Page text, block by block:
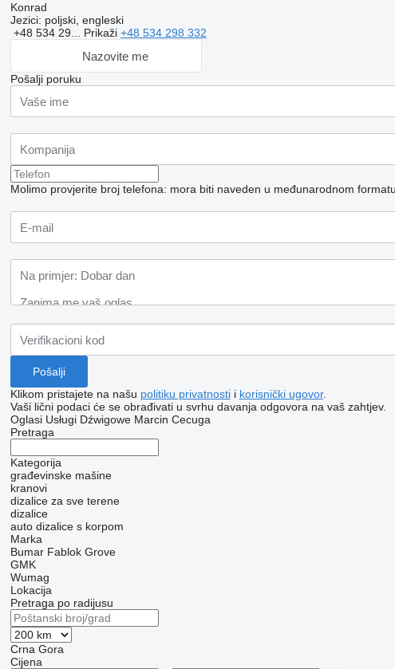
Konrad
Jezici: poljski, engleski
+48 534 29... Prikaži +48 534 298 332
Nazovite me
Pošalji poruku
Molimo provjerite broj telefona: mora biti naveden u međunarodnom
Klikom pristajete na našu politiku privatnostii korisnički ugovor.
Vaši lični podaci će se obrađivati ​​u svrhu davanja odgovora na vaš zahtjev.
Oglasi Usługi Dźwigowe Marcin Cecuga
Pretraga
Kategorija
građevinske mašine
kranovi
dizalice za sve terene
dizalice
auto dizalice s korpom
Marka
Bumar Fablok Grove
GMK
Wumag
Lokacija
Pretraga po radijusu
Crna Gora
Cijena